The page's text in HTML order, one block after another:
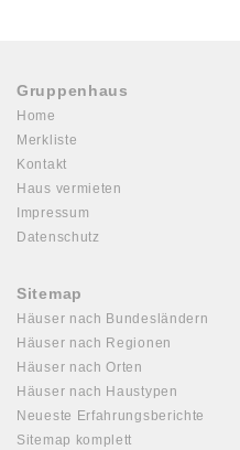
Gruppenhaus
Home
Merkliste
Kontakt
Haus vermieten
Impressum
Datenschutz
Sitemap
Häuser nach Bundesländern
Häuser nach Regionen
Häuser nach Orten
Häuser nach Haustypen
Neueste Erfahrungsberichte
Sitemap komplett